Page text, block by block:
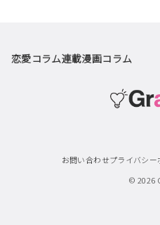
恋愛コラム連載漫画コラム
お問い合わせプライバシー
© 2026